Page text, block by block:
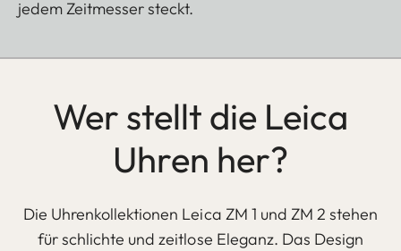
jedem Zeitmesser steckt.
Wer stellt die Leica
Uhren her?
Die Uhrenkollektionen Leica ZM 1 und ZM 2 stehen
für schlichte und zeitlose Eleganz. Das Design